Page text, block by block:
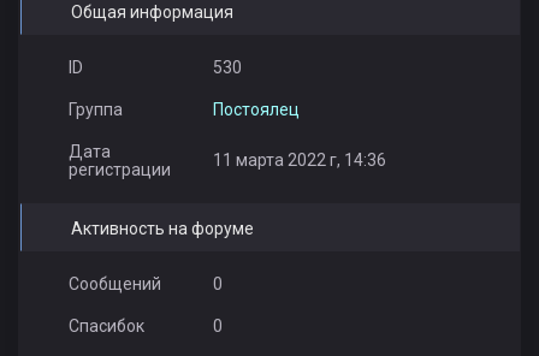
Общая информация
ID 530
Группа Постоялец
Дата
регистрации
11 марта 2022 г, 14:36
Активность на форуме
Сообщений 0
Спасибок 0